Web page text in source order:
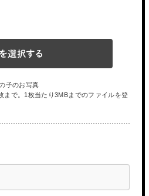
選択する
子のお写真
で。1枚当たり3MBまでのファイルを登